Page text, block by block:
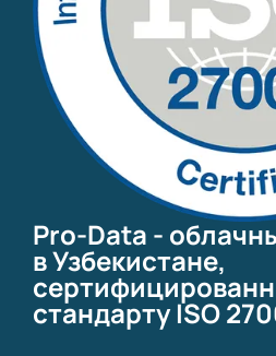
Pro-Data -
в Узбекистане,
стандарту ISO